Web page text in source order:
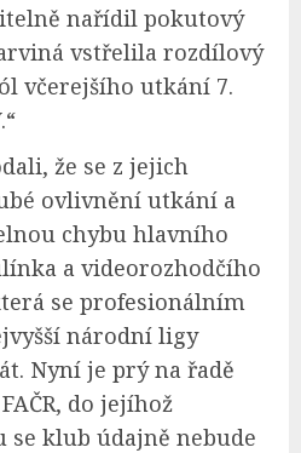
nařídil pokutový
vstřelila rozdílový
včerejšího utkání 7.
že se z jejich
ovlivnění utkání a
chybu hlavního
a videorozhodčího
se profesionálním
národní ligy
Nyní je prý na řadě
do jejíhož
klub údajně nebude